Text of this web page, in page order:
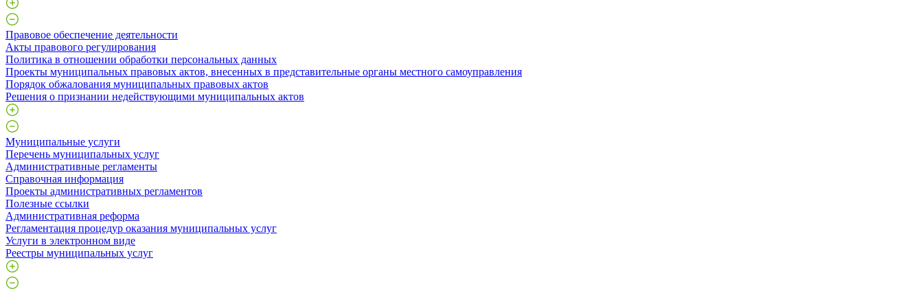
Правовое обеспечение деятельности
Акты правового регулирования
Политика в отношении обработки персональных данных
Проекты муниципальных правовых актов, внесенных в представительные органы местного самоуправления
Порядок обжалования муниципальных правовых актов
Решения о признании недействующими муниципальных актов
Муниципальные услуги
Перечень муниципальных услуг
Административные регламенты
Справочная информация
Проекты административных регламентов
Полезные ссылки
Административная реформа
Регламентация процедур оказания муниципальных услуг
Услуги в электронном виде
Реестры муниципальных услуг